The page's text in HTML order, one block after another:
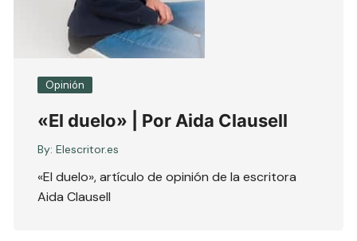
Opinión
«El duelo» | Por Aida Clausell
By: Elescritor.es
«El duelo», artículo de opinión de la escritora
Aida Clausell